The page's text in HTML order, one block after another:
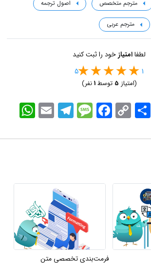
مترجم متخصص اصول ترجمه
مترجم عربی
لطفاامتیاز خود را ثبت کنید
1
5
(امتیاز 5 توسط1نفر)
WhatsApp EmailTelegramMessageFacebook Copy
Link
اشتراک
فرمت‌بندی تخصصی متن